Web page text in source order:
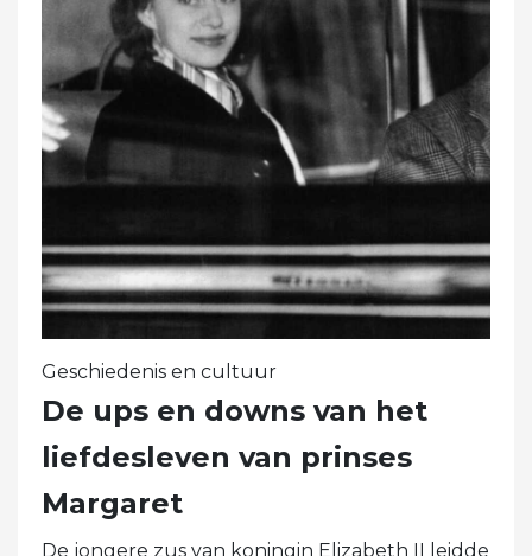
Geschiedenis en cultuur
De ups en downs van het
liefdesleven van prinses
Margaret
De jongere zus van koningin Elizabeth II leidde